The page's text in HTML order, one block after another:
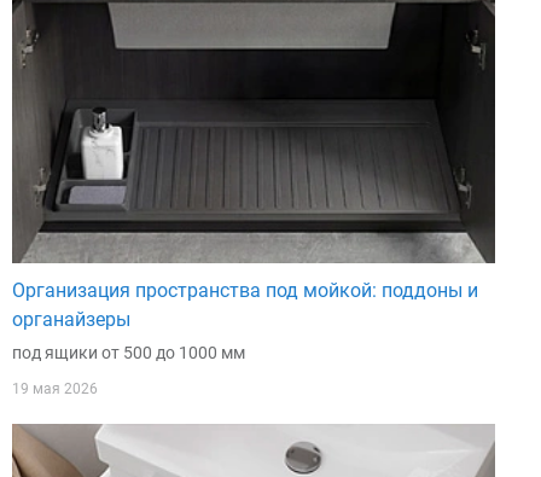
Организация пространства под мойкой: поддоны и
органайзеры
под ящики от 500 до 1000 мм
19 мая 2026